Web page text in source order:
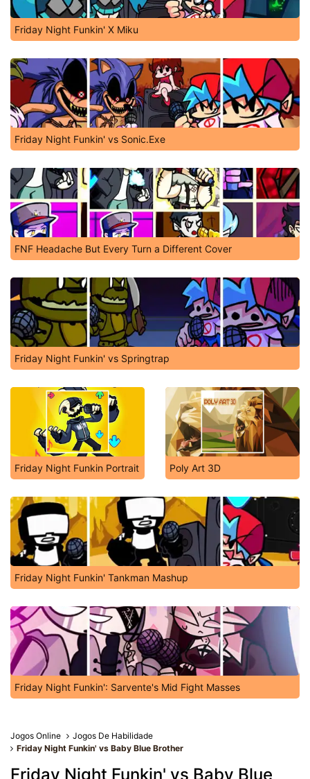
Friday Night Funkin' X Miku
Friday Night Funkin' vs Sonic.Exe
FNF Headache But Every Turn a Different Cover
Friday Night Funkin' vs Springtrap
Friday Night Funkin Portrait Poly Art 3D
Friday Night Funkin' Tankman Mashup
Friday Night Funkin': Sarvente's Mid Fight Masses
Jogos Online
Jogos De Habilidade
Friday Night Funkin' vs Baby Blue Brother
Friday Night Funkin' vs Baby Blue